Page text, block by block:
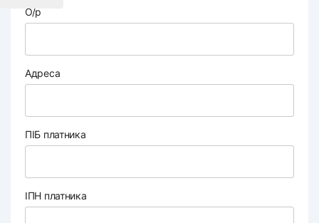
О/р
Адреса
ПІБ платника
ІПН платника